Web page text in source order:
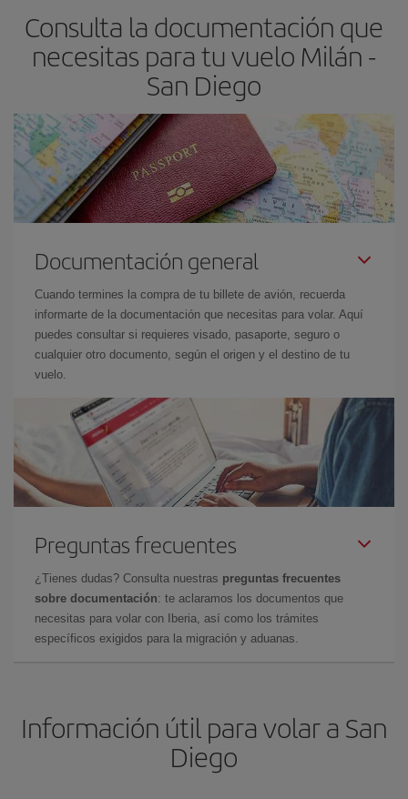
Consulta la documentación que
necesitas para tu vuelo Milán -
San Diego
Documentación general
Cuando termines la compra de tu billete de avión, recuerda
informarte de la documentación que necesitas para volar. Aquí
puedes consultar si requieres visado, pasaporte, seguro o
cualquier otro documento, según el origen y el destino de tu
vuelo.
Preguntas frecuentes
¿Tienes dudas? Consulta nuestras preguntas frecuentes
sobre documentación: te aclaramos los documentos que
necesitas para volar con Iberia, así como los trámites
específicos exigidos para la migración y aduanas.
Información útil para volar a San
Diego